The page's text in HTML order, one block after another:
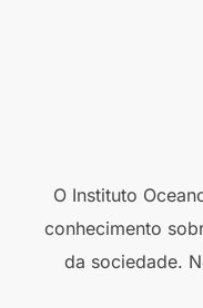
O Instituto
conhecimento
da sociedade.